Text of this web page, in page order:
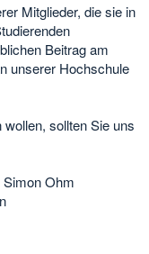
Mitglieder, die sie in
Beitrag am
unserer Hochschule
sollten Sie uns
Ohm